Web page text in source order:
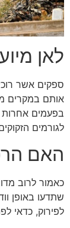
לאן
ספקים אשר
אותם במקרים
בפעמים אחרות
לגורמים
האם
כאמור לרוב
שתדעו באופן
לפירוק, כדאי